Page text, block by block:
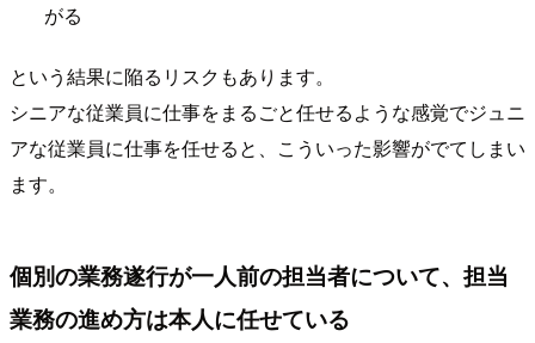
がる
という結果に陥るリスクもあります。
シニアな従業員に仕事をまるごと任せるような感覚でジュニ
アな従業員に仕事を任せると、こういった影響がでてしまい
ます。
個別の業務遂行が一人前の担当者について、担当
業務の進め方は本人に任せている